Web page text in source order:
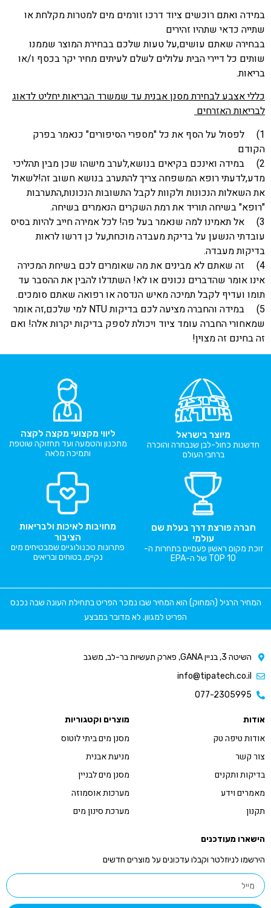
במידה ואתם רוכשים ציוד דרכו זורמים מים למטרות מקלחת או
שתייה כדאי שתהיו זהירים
בבחירה שאתם עושים,על טעות שלכם בבחירת המוצר שממנו
שותים כל דיירי הבית עלולים לשלם לעיתים מחיר יקר בכסף ו/או
בריאות.
כללי אצבע לבחירת מסנן אבנית עד שמשרד הבריאות יחליט לדאוג
לבריאות האזרחים
1) לפסול על הסף את כל "מספרי הסיפורים" כנאמר בפרק
הקודם
2) במידה ואינכם בקיאים בנושא,לערב מישהו שכן מבין תהליכי
מדע,לדעתי רופא המשפחה צריך להתערב בנושא חשוב זה!לשאול
את השאלות הנכונות ולקוות לקבל התשובות הנכונות,התערבות
"רופא" בשיחה תוריד את רמת השקרים הנאמרים בשיחה.
3) אל תאמינו למה שנאמר בעל פה! לכל אמירה חייב להיות בסיס
עובדתי הנשען על בדיקת מעבדה מוכחת,על כן דרשו לראות
בדיקות מעבדה.
4) זה שאתם לא מבינים את מה שאומרים לכם בשיחת המכירה
אינו אומר שהדברים נכונים או לא! השתדלו להבין את ההסבר עד
תומו ועדיף לקבל תמיכה מאיש הנדסה או רפואה שאתם סומכים.
5) במידה והחברה מציעה לכם בדיקות
NTU למי שלכם,זה אומר
שמאחורי החברה עומד ציוד ויכולת לספק בדיקות יקרות אלה! ואם
זה בחינם זה מצוין!
מיוצר בישראל
חדשנות כחול-לבן שנבחרה והוכרה
ברחבי העולם
ליווי מקצועי מקצה לקצה
מתכנון והטמעה ועד תחזוקה שוטפת
ותמיכה מלאה
חברה פורצת דרך בעלת שם
עולמי
זוכת מקום ראשון פעמיים בתחרות ה-
TOP 10 של ה-EPA
מחויבות לאיכות ולבריאות
הציבור
פתרונות טכנולוגיים שמבטיחים מים
נקיים, בטוחים ובריאים
המחיר הרגיל (המחוק) הוא המחיר שבו נמכר הפריט בתחילת העונה שבה נכנס
הפריט למגוון. לא מדובר במבצע
השיטה 3, בניין GANA, פארק תעשיות בר-לב, משגב
info@tipatech.co.il
077-2305995
אודות
אודות טיפה טק
צור קשר
בדיקות ותקנים
מאמרים וידע
תקנון
מוצרים וקטגוריות
מסנן מים ביתי לוטוס
מניעת אבנית
מסנן מים לבניין
מערכות אוסמוזה
מערכת סינון מים
הישארו מעודכנים
הירשמו לניוזלטר וקבלו עדכונים על מוצרים חדשים